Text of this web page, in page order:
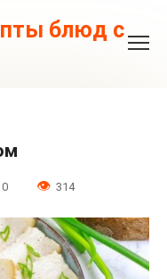
блюд с
0 314